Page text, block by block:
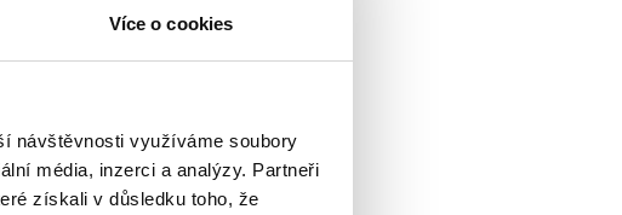
Více o cookies
návštěvnosti využíváme soubory
média, inzerci a analýzy. Partneři
získali v důsledku toho, že